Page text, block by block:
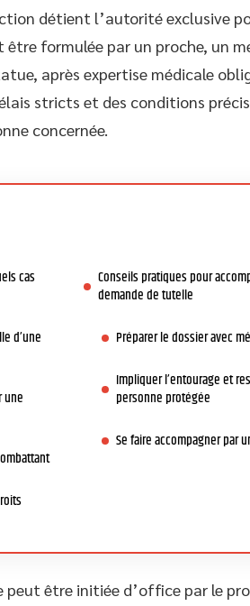
détient l’autorité exclusive
formulée par un proche, un
après expertise médicale
stricts et des conditions
concernée.
cas
d’une
une
Conseils pratiques pour
demande de tutelle
Préparer le dossier avec
Impliquer l’entourage et
personne protégée
Se faire accompagner par
peut être initiée d’office par le